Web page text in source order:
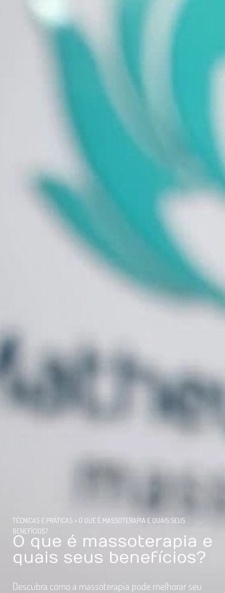
TÉCNICAS E PRÁTICAS > O QUE É MASSOTERAPIA E QUAIS SEUS
BENEFÍCIOS?
O que é massoterapia e
quais seus benefícios?
Descubra como a massoterapia pode melhorar seu